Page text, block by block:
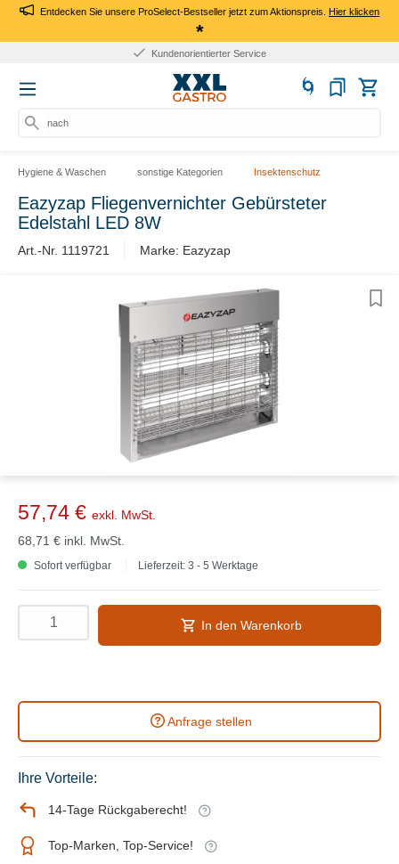
Entdecken Sie unsere ProSelect-Bestseller jetzt zum Aktionspreis.Hier klicken
*
Kundenorientierter Service
nach Pr
Hygiene & Waschen sonstige Kategorien Insektenschutz
Eazyzap Fliegenvernichter Gebürsteter
Edelstahl LED 8W
Art.-Nr. 1119721 Marke: Eazyzap
57,74 € exkl. MwSt.
68,71 € inkl. MwSt.
Sofort verfügbar Lieferzeit: 3 - 5 Werktage
In den Warenkorb
Anfrage stellen
Ihre Vorteile:
14-Tage Rückgaberecht!
Top-Marken, Top-Service!